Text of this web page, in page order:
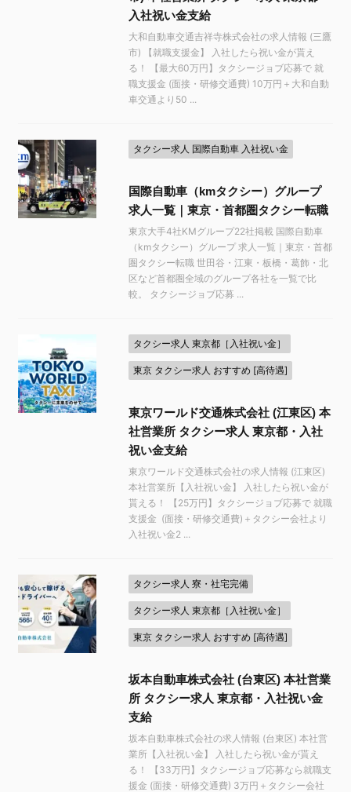
入社祝い金支給
大和自動車交通吉祥寺株式会社の求人情報 (三鷹
市) 【就職支援金】 入社したら祝い金が貰え
る！ 【最大60万円】タクシージョブ応募で 就
職支援金 (面接・研修交通費) 10万円＋大和自動
車交通より50 ...
タクシー求人 国際自動車 入社祝い金
国際自動車（kmタクシー）グループ
求人一覧｜東京・首都圏タクシー転職
東京大手4社KMグループ22社掲載 国際自動車
（kmタクシー）グループ 求人一覧｜東京・首都
圏タクシー転職 世田谷・江東・板橋・葛飾・北
区など首都圏全域のグループ各社を一覧で比
較。 タクシージョブ応募 ...
タクシー求人 東京都［入社祝い金］
東京 タクシー求人 おすすめ [高待遇]
東京ワールド交通株式会社 (江東区) 本
社営業所 タクシー求人 東京都・入社
祝い金支給
東京ワールド交通株式会社の求人情報 (江東区)
本社営業所【入社祝い金】 入社したら祝い金が
貰える！ 【25万円】タクシージョブ応募で 就職
支援金 (面接・研修交通費)＋タクシー会社より
入社祝い金2 ...
タクシー求人 寮・社宅完備
タクシー求人 東京都［入社祝い金］
東京 タクシー求人 おすすめ [高待遇]
坂本自動車株式会社 (台東区) 本社営業
所 タクシー求人 東京都・入社祝い金
支給
坂本自動車株式会社の求人情報 (台東区) 本社営
業所【入社祝い金】 入社したら祝い金が貰え
る！ 【33万円】タクシージョブ応募なら就職支
援金 (面接・研修交通費) 3万円＋タクシー会社